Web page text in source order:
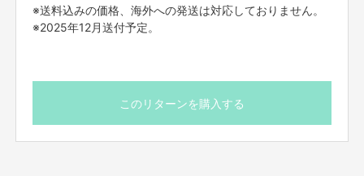
※送料込みの価格、海外への発送は対応しておりません。
※2025年12月送付予定。
このリターンを購入する